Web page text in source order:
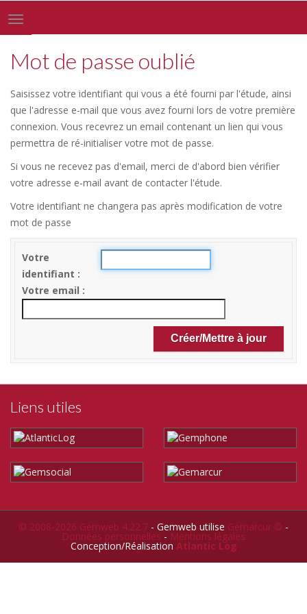
Toggle
navigation
Mot de passe oublié
Saisissez votre identifiant qui vous a été fourni par l'étude, ainsi
que l'adresse e-mail que vous avez fourni lors de votre première
connexion. Vous recevrez un email contenant un lien qui vous
permettra de ré-initialiser votre mot de passe.
Si vous ne recevez pas d'email, merci de d'abord bien vérifier
votre adresse e-mail avant de contacter l'étude.
Votre identifiant ne changera pas après modification de votre
mot de passe
Votre
identifiant
Votre email
Liens utiles
© 2008-2026 Gemweb 4.22.7 - Gemweb utilise Gemarcur © -
Données personnelles - Mentions légales
Conception/Réalisation Atlantic Log